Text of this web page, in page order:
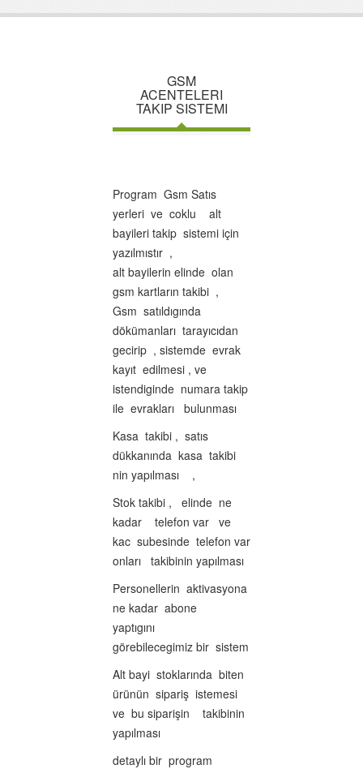
GSM
ACENTELERI
TAKIP SISTEMI
Program Gsm Satıs
yerleri ve coklu alt
bayileri takip sistemi için
yazılmıstır ,
alt bayilerin elinde olan
gsm kartların takibi ,
Gsm satıldıgında
dökümanları tarayıcıdan
gecirip , sistemde evrak
kayıt edilmesi , ve
istendiginde numara takip
ile evrakları bulunması
Kasa takibi , satıs
dükkanında kasa takibi
nin yapılması ,
Stok takibi , elinde ne
kadar telefon var ve
kac subesinde telefon var
onları takibinin yapılması
Personellerin aktivasyona
ne kadar abone
yaptıgını
görebilecegimiz bir sistem
Alt bayi stoklarında biten
ürünün sipariş istemesi
ve bu siparişin takibinin
yapılması
detaylı bir program